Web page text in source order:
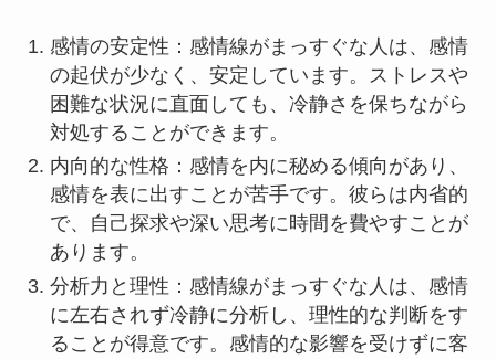
感情の安定性：感情線がまっすぐな人は、感情
の起伏が少なく、安定しています。ストレスや
困難な状況に直面しても、冷静さを保ちながら
対処することができます。
内向的な性格：感情を内に秘める傾向があり、
感情を表に出すことが苦手です。彼らは内省的
で、自己探求や深い思考に時間を費やすことが
あります。
分析力と理性：感情線がまっすぐな人は、感情
に左右されず冷静に分析し、理性的な判断をす
ることが得意です。感情的な影響を受けずに客